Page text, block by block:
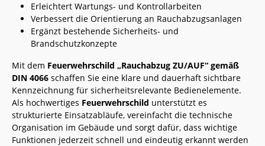
Erleichtert Wartungs- und Kontrollarbeiten
Verbessert die Orientierung an Rauchabzugsanlagen
Ergänzt bestehende Sicherheits- und
Brandschutzkonzepte
Mit dem Feuerwehrschild „Rauchabzug ZU/AUF“ gemäß
DIN 4066 schaffen Sie eine klare und dauerhaft sichtbare
Kennzeichnung für sicherheitsrelevante Bedienelemente.
Als hochwertiges Feuerwehrschild unterstützt es
strukturierte Einsatzabläufe, vereinfacht die technische
Organisation im Gebäude und sorgt dafür, dass wichtige
Funktionen jederzeit schnell und eindeutig erkannt werden